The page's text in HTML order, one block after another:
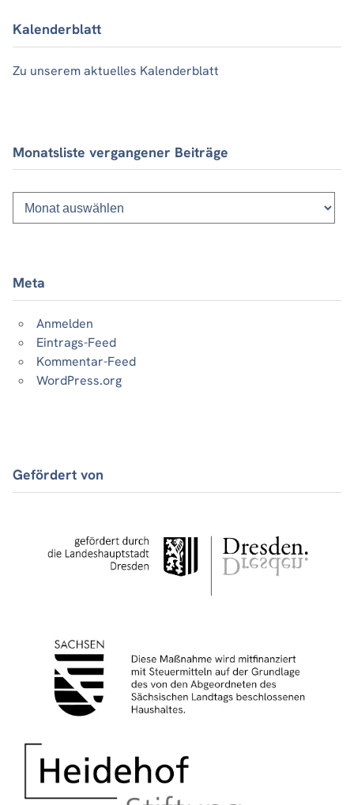
Kalenderblatt
Zu unserem aktuelles Kalenderblatt
Monatsliste vergangener Beiträge
Monatsliste
vergangener
Beiträge
Meta
Anmelden
Eintrags-Feed
Kommentar-Feed
WordPress.org
Gefördert von